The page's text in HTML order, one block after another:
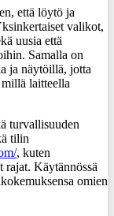
että löytö ja
valikot,
uusia että
Samalla on
ja näytöillä, jotta
laitteella
turvallisuuden
tilin
, kuten
rajat. Käytännössä
omien